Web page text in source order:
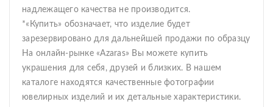
надлежащего качества не производится.
*«Купить» обозначает, что изделие будет
зарезервировано для дальнейшей продажи по образцу
На онлайн-рынке «Azaras» Вы можете купить
украшения для себя, друзей и близких. В нашем
каталоге находятся качественные фотографии
ювелирных изделий и их детальные характеристики.